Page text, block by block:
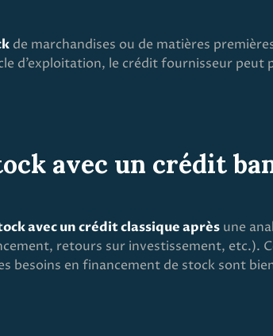
de marchandises ou de matières
d’exploitation, le crédit fournisseur
avec un crédit
avec un crédit classique après une
retours sur investissement, etc.).
besoins en financement de stock sont